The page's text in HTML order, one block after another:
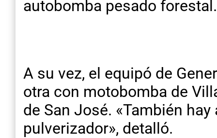
autobomba pesado forestal.
A su vez, el equipó de
otra con motobomba de
de San José. «También
pulverizador», detalló.